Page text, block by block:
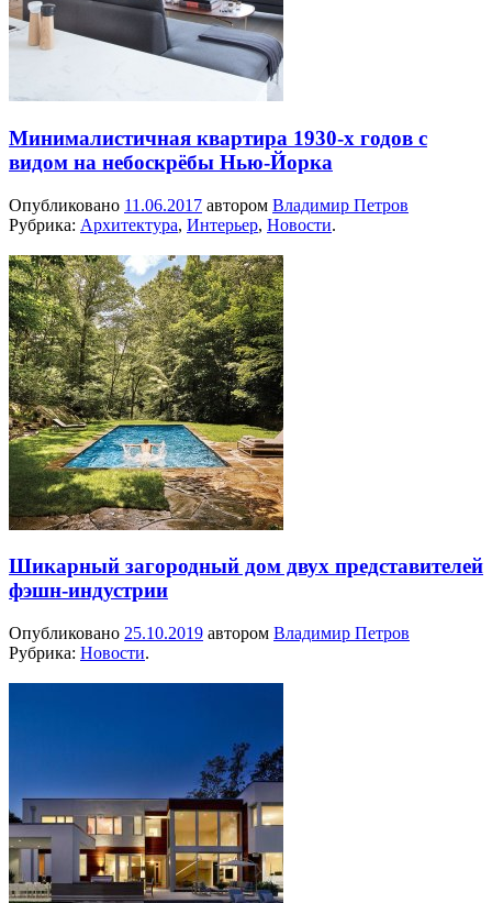
Минималистичная квартира 1930-х годов с
видом на небоскрёбы Нью-Йорка
Опубликовано 11.06.2017 автором Владимир Петров
Рубрика: Архитектура, Интерьер, Новости.
Шикарный загородный дом двух представителей
фэшн-индустрии
Опубликовано 25.10.2019 автором Владимир Петров
Рубрика: Новости.